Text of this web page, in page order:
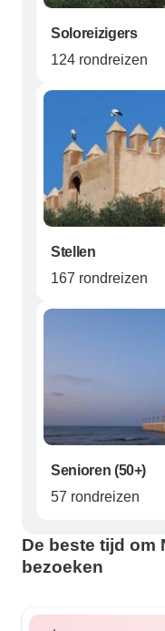
Soloreizigers
124 rondreizen
Stellen
167 rondreizen
Senioren (50+)
57 rondreizen
De beste tijd om
bezoeken